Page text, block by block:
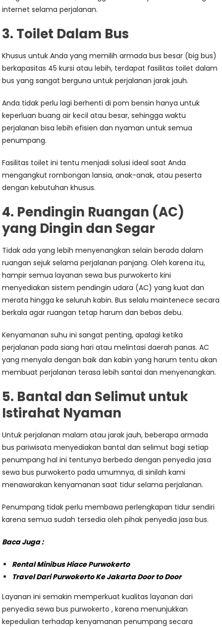
internet selama perjalanan.
3. Toilet Dalam Bus
Khusus untuk Anda yang memilih armada bus besar (big bus)
berkapasitas 45 kursi atau lebih, terdapat fasilitas toilet dalam
bus yang sangat berguna untuk perjalanan jarak jauh.
Anda tidak perlu lagi berhenti di pom bensin hanya untuk
keperluan buang air kecil atau besar, sehingga waktu
perjalanan bisa lebih efisien dan nyaman untuk semua
penumpang.
Fasilitas toilet ini tentu menjadi solusi ideal saat Anda
mengangkut rombongan lansia, anak-anak, atau peserta
dengan kebutuhan khusus.
4. Pendingin Ruangan (AC)
yang Dingin dan Segar
Tidak ada yang lebih menyenangkan selain berada dalam
ruangan sejuk selama perjalanan panjang. Oleh karena itu,
hampir semua layanan sewa bus purwokerto kini
menyediakan sistem pendingin udara (AC) yang kuat dan
merata hingga ke seluruh kabin. Bus selalu maintenece secara
berkala agar ruangan tetap harum dan bebas debu.
Kenyamanan suhu ini sangat penting, apalagi ketika
perjalanan pada siang hari atau melintasi daerah panas. AC
yang menyala dengan baik dan kabin yang harum tentu akan
membuat perjalanan terasa lebih santai dan menyenangkan.
5. Bantal dan Selimut untuk
Istirahat Nyaman
Untuk perjalanan malam atau jarak jauh, beberapa armada
bus pariwisata menyediakan bantal dan selimut bagi setiap
penumpang hal ini tentunya berbeda dengan penyedia jasa
sewa bus purwokerto pada umumnya, di sinilah kami
menawarakan kenyamanan saat tidur selama perjalanan.
Penumpang tidak perlu membawa perlengkapan tidur sendiri
karena semua sudah tersedia oleh pihak penyedia jasa bus.
Baca Juga :
Rental Minibus Hiace Purwokerto
Travel Dari Purwokerto Ke Jakarta Door to Door
Layanan ini semakin memperkuat kualitas layanan dari
penyedia sewa bus purwokerto , karena menunjukkan
kepedulian terhadap kenyamanan penumpang secara